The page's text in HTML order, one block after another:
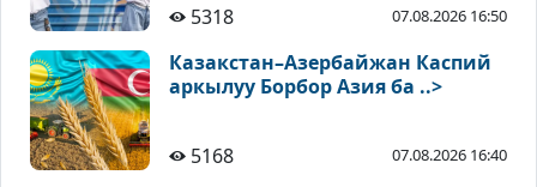
5318 07.08.2026 16:50
Казакстан–Азербайжан Каспий
аркылуу Борбор Азия ба ..>
5168 07.08.2026 16:40